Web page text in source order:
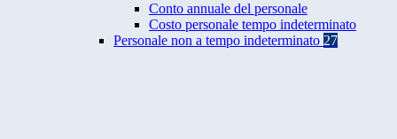
Conto annuale del personale
Costo personale tempo indeterminato
Personale non a tempo indeterminato 27